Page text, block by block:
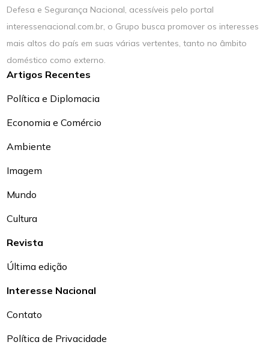
Defesa e Segurança Nacional, acessíveis pelo portal
interessenacional.com.br, o Grupo busca promover os interesses
mais altos do país em suas várias vertentes, tanto no âmbito
doméstico como externo.
Artigos Recentes
Política e Diplomacia
Economia e Comércio
Ambiente
Imagem
Mundo
Cultura
Revista
Última edição
Interesse Nacional
Contato
Política de Privacidade